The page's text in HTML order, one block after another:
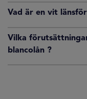
Vad är en vit
Vilka
blancolån ?